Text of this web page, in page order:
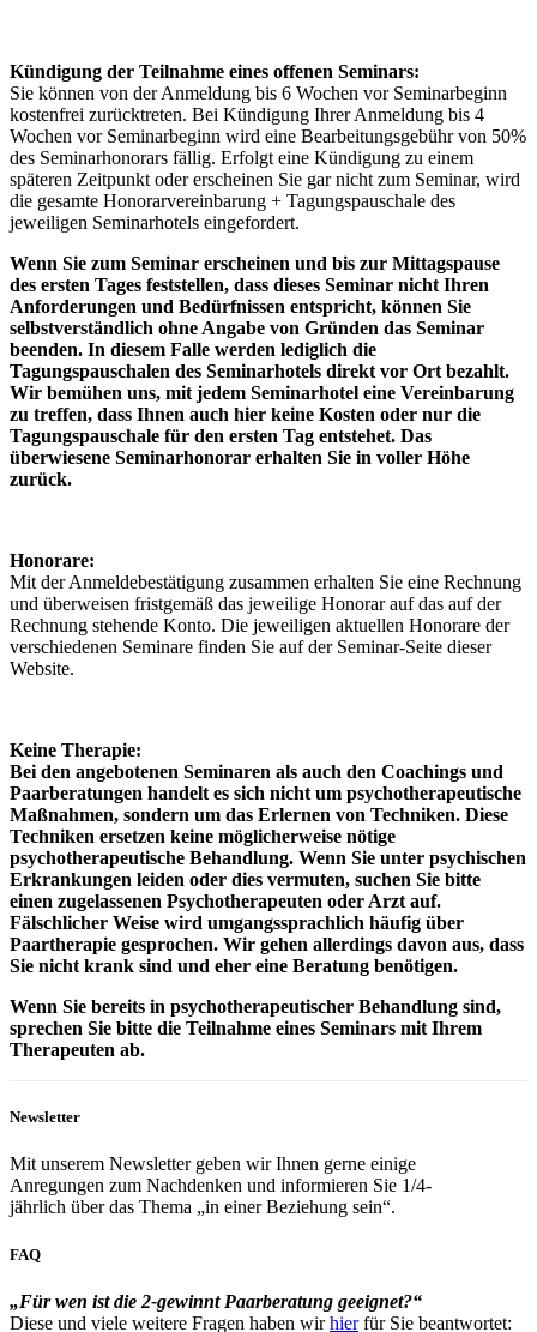
Kündigung der Teilnahme eines offenen Seminars:
Sie können von der Anmeldung bis 6 Wochen vor Seminarbeginn
kostenfrei zurücktreten. Bei Kündigung Ihrer Anmeldung bis 4
Wochen vor Seminarbeginn wird eine Bearbeitungsgebühr von 50%
des Seminarhonorars fällig. Erfolgt eine Kündigung zu einem
späteren Zeitpunkt oder erscheinen Sie gar nicht zum Seminar, wird
die gesamte Honorarvereinbarung + Tagungspauschale des
jeweiligen Seminarhotels eingefordert.
Wenn Sie zum Seminar erscheinen und bis zur Mittagspause
des ersten Tages feststellen, dass dieses Seminar nicht Ihren
Anforderungen und Bedürfnissen entspricht, können Sie
selbstverständlich ohne Angabe von Gründen das Seminar
beenden. In diesem Falle werden lediglich die
Tagungspauschalen des Seminarhotels direkt vor Ort bezahlt.
Wir bemühen uns, mit jedem Seminarhotel eine Vereinbarung
zu treffen, dass Ihnen auch hier keine Kosten oder nur die
Tagungspauschale für den ersten Tag entstehet. Das
überwiesene Seminarhonorar erhalten Sie in voller Höhe
zurück.
Honorare:
Mit der Anmeldebestätigung zusammen erhalten Sie eine Rechnung
und überweisen fristgemäß das jeweilige Honorar auf das auf der
Rechnung stehende Konto. Die jeweiligen aktuellen Honorare der
verschiedenen Seminare finden Sie auf der Seminar-Seite dieser
Website.
Keine Therapie:
Bei den angebotenen Seminaren als auch den Coachings und
Paarberatungen handelt es sich nicht um psychotherapeutische
Maßnahmen, sondern um das Erlernen von Techniken. Diese
Techniken ersetzen keine möglicherweise nötige
psychotherapeutische Behandlung. Wenn Sie unter psychischen
Erkrankungen leiden oder dies vermuten, suchen Sie bitte
einen zugelassenen Psychotherapeuten oder Arzt auf.
Fälschlicher Weise wird umgangssprachlich häufig über
Paartherapie gesprochen. Wir gehen allerdings davon aus, dass
Sie nicht krank sind und eher eine Beratung benötigen.
Wenn Sie bereits in psychotherapeutischer Behandlung sind,
sprechen Sie bitte die Teilnahme eines Seminars mit Ihrem
Therapeuten ab.
Newsletter
Mit unserem Newsletter geben wir Ihnen gerne einige
Anregungen zum Nachdenken und informieren Sie 1/4-
jährlich über das Thema „in einer Beziehung sein“.
FAQ
„Für wen ist die 2-gewinnt Paarberatung geeignet?“
Diese und viele weitere Fragen haben wirhierfür Sie beantwortet: